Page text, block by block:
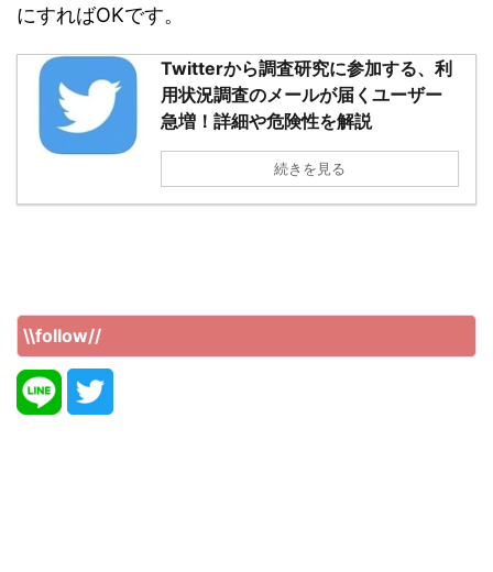
にすればOKです。
Twitterから調査研究に参加する、利
用状況調査のメールが届くユーザー
急増！詳細や危険性を解説
続きを見る
\\follow//